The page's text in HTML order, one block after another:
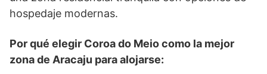
hospedaje modernas.
Por qué elegir Coroa do Meio como la mejor
zona de Aracaju para alojarse: